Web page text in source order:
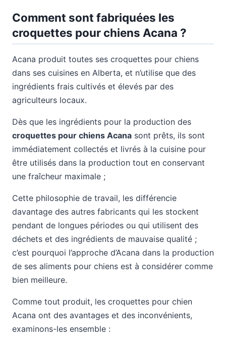
Comment sont fabriquées les
croquettes pour chiens Acana ?
Acana produit toutes ses croquettes pour chiens
dans ses cuisines en Alberta, et n’utilise que des
ingrédients frais cultivés et élevés par des
agriculteurs locaux.
Dès que les ingrédients pour la production des
croquettes pour chiens Acana sont prêts, ils sont
immédiatement collectés et livrés à la cuisine pour
être utilisés dans la production tout en conservant
une fraîcheur maximale ;
Cette philosophie de travail, les différencie
davantage des autres fabricants qui les stockent
pendant de longues périodes ou qui utilisent des
déchets et des ingrédients de mauvaise qualité ;
c’est pourquoi l’approche d’Acana dans la production
de ses aliments pour chiens est à considérer comme
bien meilleure.
Comme tout produit, les croquettes pour chien
Acana ont des avantages et des inconvénients,
examinons-les ensemble :